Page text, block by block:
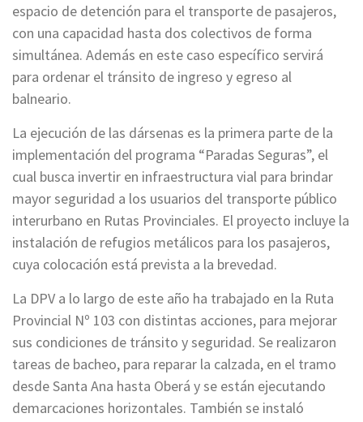
espacio de detención para el transporte de pasajeros,
con una capacidad hasta dos colectivos de forma
simultánea. Además en este caso específico servirá
para ordenar el tránsito de ingreso y egreso al
balneario.
La ejecución de las dársenas es la primera parte de la
implementación del programa “Paradas Seguras”, el
cual busca invertir en infraestructura vial para brindar
mayor seguridad a los usuarios del transporte público
interurbano en Rutas Provinciales. El proyecto incluye la
instalación de refugios metálicos para los pasajeros,
cuya colocación está prevista a la brevedad.
La DPV a lo largo de este año ha trabajado en la Ruta
Provincial Nº 103 con distintas acciones, para mejorar
sus condiciones de tránsito y seguridad. Se realizaron
tareas de bacheo, para reparar la calzada, en el tramo
desde Santa Ana hasta Oberá y se están ejecutando
demarcaciones horizontales. También se instaló